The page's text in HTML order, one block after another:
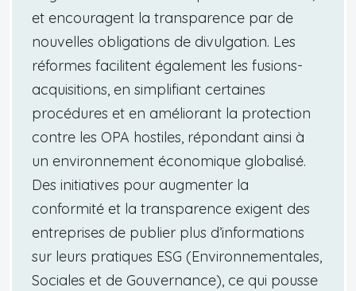
et encouragent la transparence par de
nouvelles obligations de divulgation. Les
réformes facilitent également les fusions-
acquisitions, en simplifiant certaines
procédures et en améliorant la protection
contre les OPA hostiles, répondant ainsi à
un environnement économique globalisé.
Des initiatives pour augmenter la
conformité et la transparence exigent des
entreprises de publier plus d’informations
sur leurs pratiques ESG (Environnementales,
Sociales et de Gouvernance), ce qui pousse